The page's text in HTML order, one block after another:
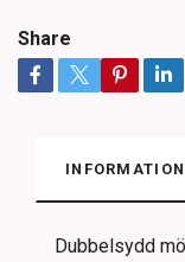
Share
INFORMATION
Dubbelsydd